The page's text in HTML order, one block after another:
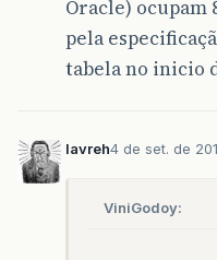
Oracle) ocupam
pela
tabela no inicio
lavreh4 de set. de
ViniGodoy: